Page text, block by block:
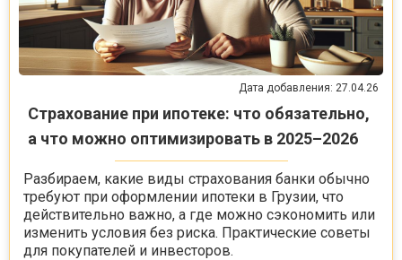
Дата добавления: 27.04.26
Страхование при ипотеке: что обязательно,
а что можно оптимизировать в 2025–2026
Разбираем, какие виды страхования банки обычно
требуют при оформлении ипотеки в Грузии, что
действительно важно, а где можно сэкономить или
изменить условия без риска. Практические советы
для покупателей и инвесторов.